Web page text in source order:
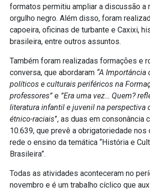
formatos permitiu ampliar a discussão a
orgulho negro. Além disso, foram
capoeira, oficinas de turbante e Caxixi,
brasileira, entre outros assuntos.
Também foram realizadas formações e
conversa, que abordaram “A
políticos e culturais periféricos na
professores” e ”Era uma vez… Quem?
literatura infantil e juvenil na perspectiva
étnico-raciais”, as duas em consonância
10.639, que prevê a obrigatoriedade nos
rede o ensino da temática “História e
Brasileira”.
Todas as atividades aconteceram no
novembro e é um trabalho cíclico que